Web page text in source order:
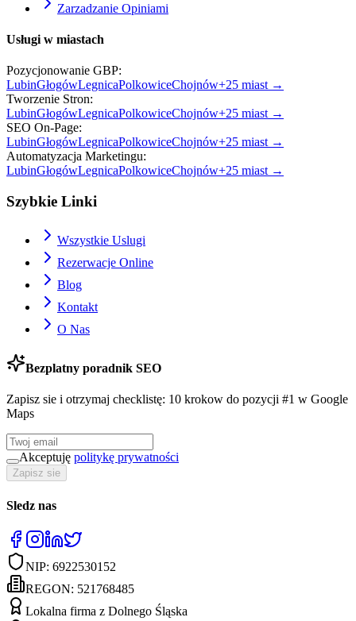
Zarzadzanie Opiniami
Usługi w miastach
Pozycjonowanie GBP:
LubinGłogówLegnicaPolkowiceChojnów+25 miast →
Tworzenie Stron:
LubinGłogówLegnicaPolkowiceChojnów+25 miast →
SEO On-Page:
LubinGłogówLegnicaPolkowiceChojnów+25 miast →
Automatyzacja Marketingu:
LubinGłogówLegnicaPolkowiceChojnów+25 miast →
Szybkie Linki
Wszystkie Uslugi
Rezerwacje Online
Blog
Kontakt
O Nas
Bezplatny poradnik SEO
Zapisz sie i otrzymaj checklistę: 10 krokow do pozycji #1 w Google
Maps
Akceptuję politykę prywatności
Zapisz sie
Sledz nas
NIP: 6922530152
REGON: 521768485
Lokalna firma z Dolnego Śląska